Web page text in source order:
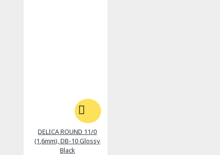
DELICA ROUND 11/0
(1,6mm), DB-10 Glossy
Black